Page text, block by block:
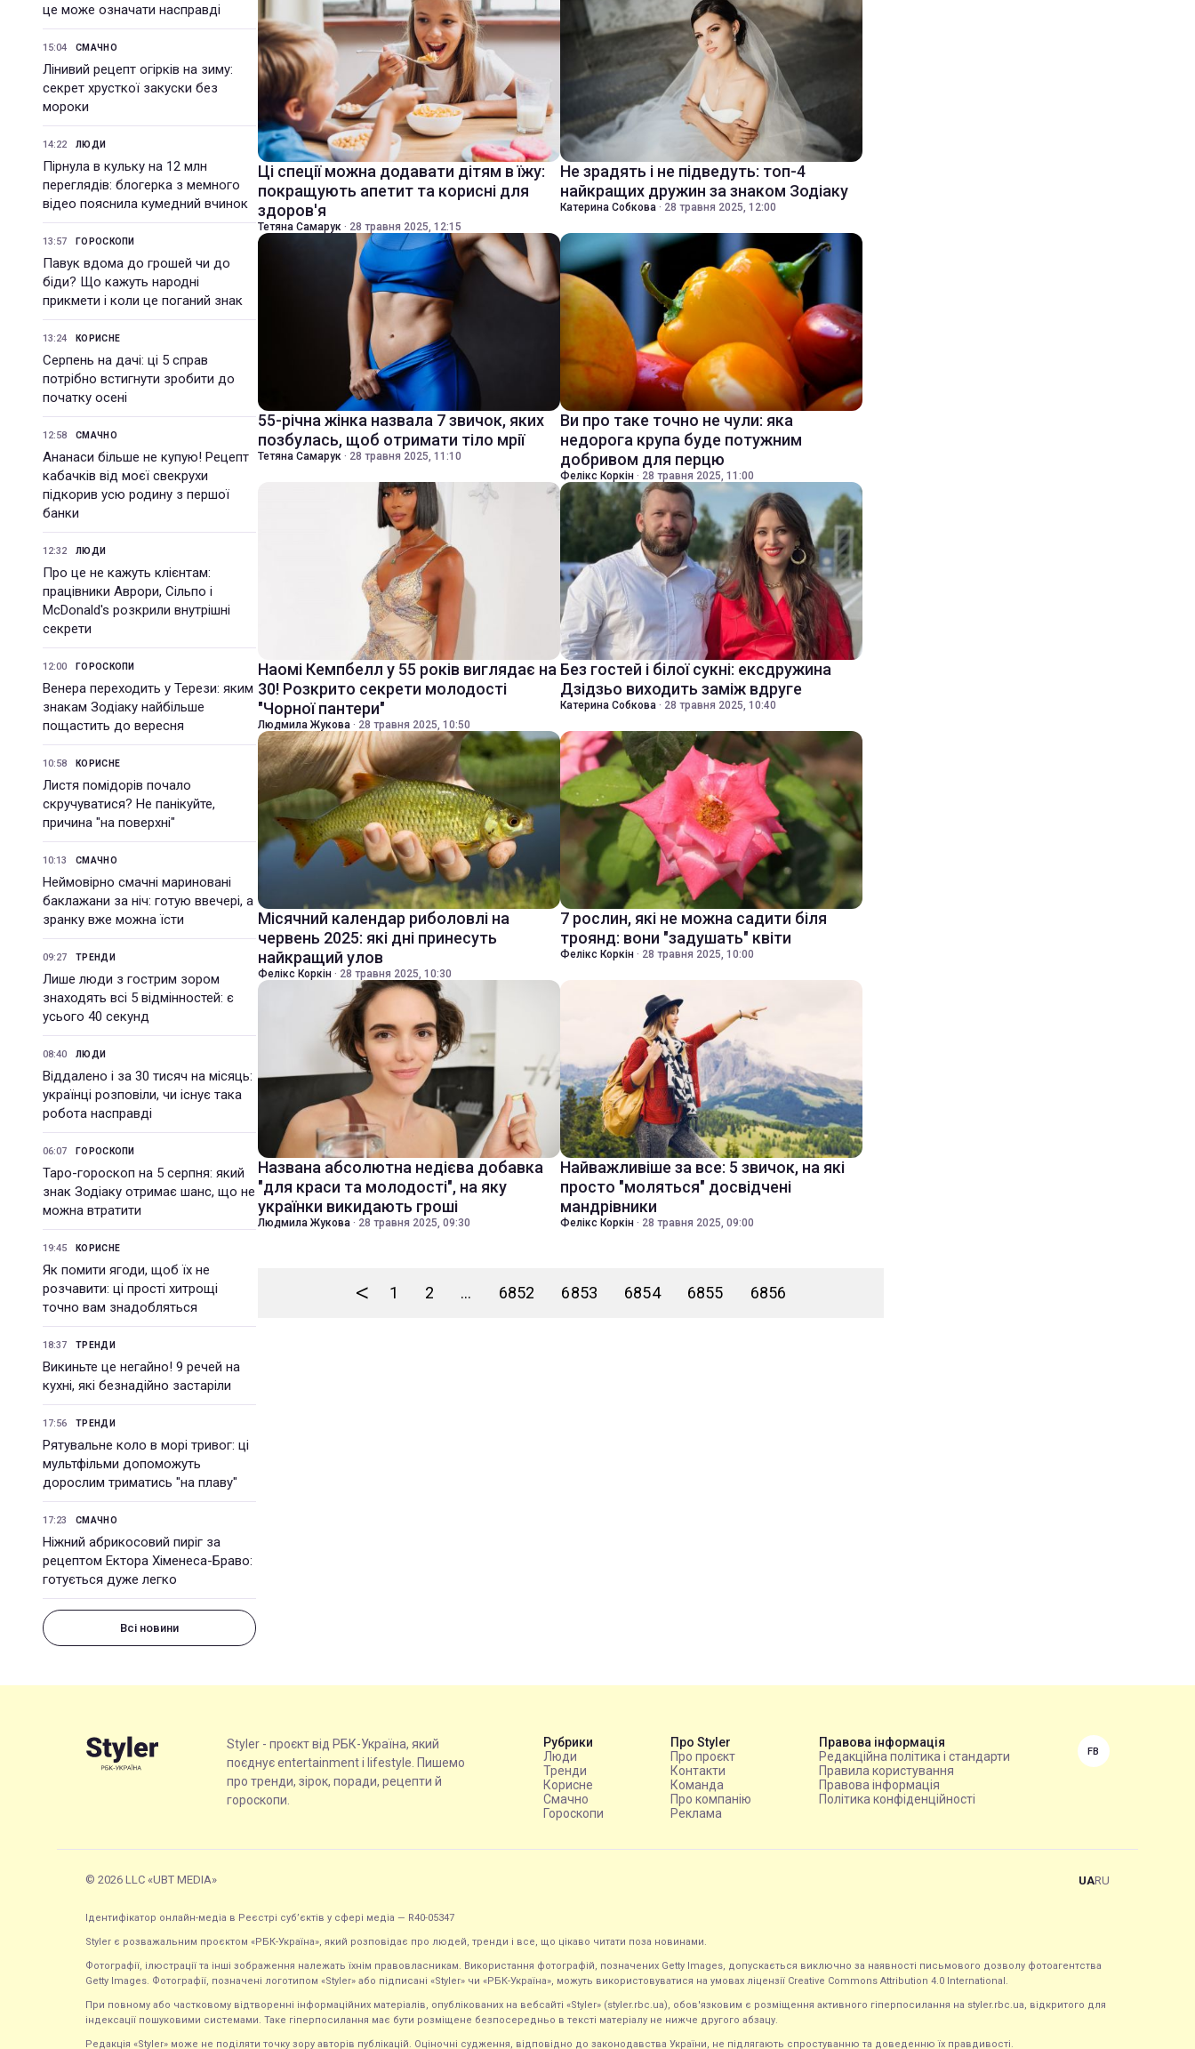
це може означати насправді
15:04 СМАЧНО
Лінивий рецепт огірків на зиму:
секрет хрусткої закуски без
мороки
14:22 ЛЮДИ
Пірнула в кульку на 12 млн
переглядів: блогерка з мемного
відео пояснила кумедний вчинок
13:57 ГОРОСКОПИ
Павук вдома до грошей чи до
біди? Що кажуть народні
прикмети і коли це поганий знак
13:24 КОРИСНЕ
Серпень на дачі: ці 5 справ
потрібно встигнути зробити до
початку осені
12:58 СМАЧНО
Ананаси більше не купую! Рецепт
кабачків від моєї свекрухи
підкорив усю родину з першої
банки
12:32 ЛЮДИ
Про це не кажуть клієнтам:
працівники Аврори, Сільпо і
McDonald's розкрили внутрішні
секрети
12:00 ГОРОСКОПИ
Венера переходить у Терези: яким
знакам Зодіаку найбільше
пощастить до вересня
10:58 КОРИСНЕ
Листя помідорів почало
скручуватися? Не панікуйте,
причина "на поверхні"
10:13 СМАЧНО
Неймовірно смачні мариновані
баклажани за ніч: готую ввечері, а
зранку вже можна їсти
09:27 ТРЕНДИ
Лише люди з гострим зором
знаходять всі 5 відмінностей: є
усього 40 секунд
08:40 ЛЮДИ
Віддалено і за 30 тисяч на місяць:
українці розповіли, чи існує така
робота насправді
06:07 ГОРОСКОПИ
Таро-гороскоп на 5 серпня: який
знак Зодіаку отримає шанс, що не
можна втратити
19:45 КОРИСНЕ
Як помити ягоди, щоб їх не
розчавити: ці прості хитрощі
точно вам знадобляться
18:37 ТРЕНДИ
Викиньте це негайно! 9 речей на
кухні, які безнадійно застаріли
17:56 ТРЕНДИ
Рятувальне коло в морі тривог: ці
мультфільми допоможуть
дорослим триматись "на плаву"
17:23 СМАЧНО
Ніжний абрикосовий пиріг за
рецептом Ектора Хіменеса-Браво:
готується дуже легко
Всі новини
Ці спеції можна додавати дітям в їжу:
покращують апетит та корисні для
здоров'я
Тетяна Самарук · 28 травня 2025, 12:15
Не зрадять і не підведуть: топ-4
найкращих дружин за знаком Зодіаку
Катерина Собкова · 28 травня 2025, 12:00
55-річна жінка назвала 7 звичок, яких
позбулась, щоб отримати тіло мрії
Тетяна Самарук · 28 травня 2025, 11:10
Ви про таке точно не чули: яка
недорога крупа буде потужним
добривом для перцю
Фелікс Коркін · 28 травня 2025, 11:00
Наомі Кемпбелл у 55 років виглядає на
30! Розкрито секрети молодості
"Чорної пантери"
Людмила Жукова · 28 травня 2025, 10:50
Без гостей і білої сукні: ексдружина
Дзідзьо виходить заміж вдруге
Катерина Собкова · 28 травня 2025, 10:40
Місячний календар риболовлі на
червень 2025: які дні принесуть
найкращий улов
Фелікс Коркін · 28 травня 2025, 10:30
7 рослин, які не можна садити біля
троянд: вони "задушать" квіти
Фелікс Коркін · 28 травня 2025, 10:00
Названа абсолютна недієва добавка
"для краси та молодості", на яку
українки викидають гроші
Людмила Жукова · 28 травня 2025, 09:30
Найважливіше за все: 5 звичок, на які
просто "моляться" досвідчені
мандрівники
Фелікс Коркін · 28 травня 2025, 09:00
< 1 2 ... 6852 6853 6854 6855 6856
Styler - проєкт від РБК-Україна, який
поєднує entertainment і lifestyle. Пишемо
про тренди, зірок, поради, рецепти й
гороскопи.
Рубрики
Люди
Тренди
Корисне
Смачно
Гороскопи
Про Styler
Про проєкт
Контакти
Команда
Про компанію
Реклама
Правова інформація
Редакційна політика і стандарти
Правила користування
Правова інформація
Політика конфіденційності
FB
© 2026 LLC «UBT MEDIA» UARU
Ідентифікатор онлайн-медіа в Реєстрі суб’єктів у сфері медіа — R40-05347
Styler є розважальним проєктом «РБК-Україна», який розповідає про людей, тренди і все, що цікаво читати поза новинами.
Фотографії, ілюстрації та інші зображення належать їхнім правовласникам. Використання фотографій, позначених Getty Images, допускається виключно за наявності письмового дозволу фотоагентства
Getty Images. Фотографії, позначені логотипом «Styler» або підписані «Styler» чи «РБК-Україна», можуть використовуватися на умовах ліцензії Creative Commons Attribution 4.0 International.
При повному або частковому відтворенні інформаційних матеріалів, опублікованих на вебсайті «Styler» (styler.rbc.ua), обов'язковим є розміщення активного гіперпосилання на styler.rbc.ua, відкритого для
індексації пошуковими системами. Таке гіперпосилання має бути розміщене безпосередньо в тексті матеріалу не нижче другого абзацу.
Редакція «Styler» може не поділяти точку зору авторів публікацій. Оціночні судження, відповідно до законодавства України, не підлягають спростуванню та доведенню їх правдивості.